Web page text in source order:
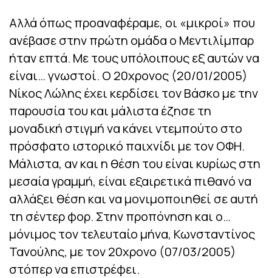
Αλλά όπως προαναφέραμε, οι «μικροί» που
ανέβασε στην πρώτη ομάδα ο Μεντιλίμπαρ
ήταν επτά. Με τους υπόλοιπους εξ αυτών να
είναι… γνωστοί. Ο 20χρονος (20/01/2005)
Νίκος Λώλης έχει κερδίσει τον Βάσκο με την
παρουσία του και μάλιστα έζησε τη
μοναδική στιγμή να κάνει ντεμπούτο στο
πρόσφατο ιστορικό παιχνίδι με τον ΟΦΗ.
Μάλιστα, αν και η θέση του είναι κυρίως στη
μεσαία γραμμή, είναι εξαιρετικά πιθανό να
αλλάξει θέση και να μονιμοποιηθεί σε αυτή
τη σέντερ φορ. Στην προπόνηση και ο…
μόνιμος τον τελευταίο μήνα, Κωνσταντίνος
Τανούλης, με τον 20χρονο (07/03/2005)
στόπερ να επιστρέφει.